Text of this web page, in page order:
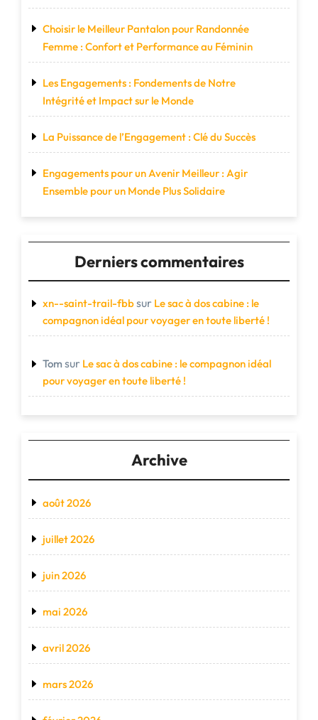
Choisir le Meilleur Pantalon pour Randonnée
Femme : Confort et Performance au Féminin
Les Engagements : Fondements de Notre
Intégrité et Impact sur le Monde
La Puissance de l’Engagement : Clé du Succès
Engagements pour un Avenir Meilleur : Agir
Ensemble pour un Monde Plus Solidaire
Derniers commentaires
xn--saint-trail-fbbsur Le sac à dos cabine : le
compagnon idéal pour voyager en toute liberté !
Tom sur Le sac à dos cabine : le compagnon idéal
pour voyager en toute liberté !
Archive
août 2026
juillet 2026
juin 2026
mai 2026
avril 2026
mars 2026